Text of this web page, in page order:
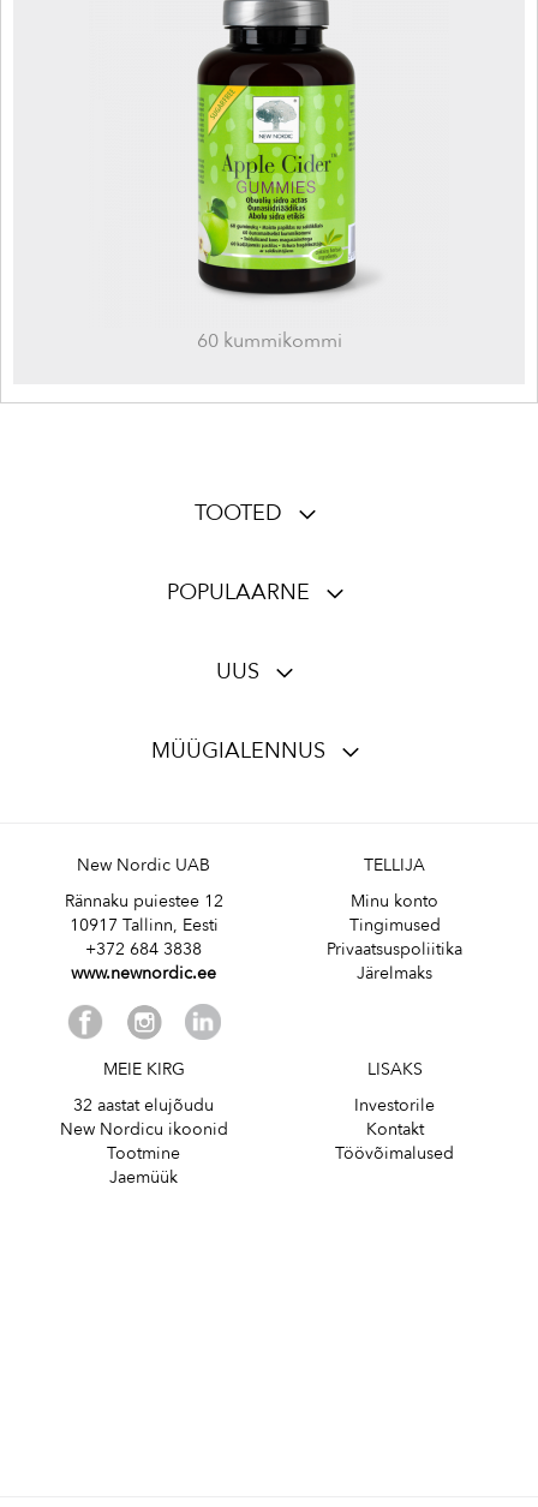
60 kummikommi
TOOTED
POPULAARNE
UUS
MÜÜGIALENNUS
New Nordic UAB
Rännaku puiestee 12
10917 Tallinn, Eesti
+372 684 3838
www.newnordic.ee
TELLIJA
Minu konto
Tingimused
Privaatsuspoliitika
Järelmaks
MEIE KIRG
32 aastat elujõudu
New Nordicu ikoonid
Tootmine
Jaemüük
LISAKS
Investorile
Kontakt
Töövõimalused